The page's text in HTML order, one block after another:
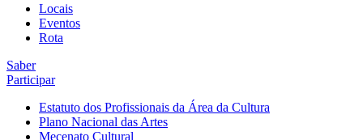
Locais
Eventos
Rota
Saber
Participar
Estatuto dos Profissionais da Área da Cultura
Plano Nacional das Artes
Mecenato Cultural